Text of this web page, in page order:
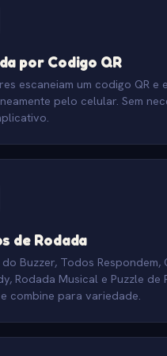
por Codigo QR
escaneiam um codigo QR e
pelo celular. Sem
de Rodada
Buzzer, Todos Respondem,
Rodada Musical e Puzzle de
combine para variedade.